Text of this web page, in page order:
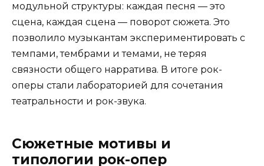
модульной структуры: каждая песня — это
сцена, каждая сцена — поворот сюжета. Это
позволило музыкантам экспериментировать с
темпами, тембрами и темами, не теряя
связности общего нарратива. В итоге рок-
оперы стали лабораторией для сочетания
театральности и рок-звука.
Сюжетные мотивы и
типологии рок-опер